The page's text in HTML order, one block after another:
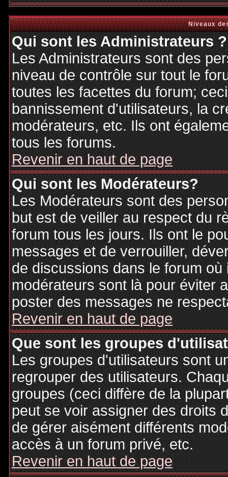
Niveaux
Qui sont les Administrateurs ?
Les Administrateurs sont des
niveau de contrôle sur tout le
toutes les facettes du forum;
bannissement d'utilisateurs, la
modérateurs, etc. Ils ont
tous les forums.
Revenir en haut de page
Qui sont les Modérateurs?
Les Modérateurs sont des
but est de veiller au respect du
forum tous les jours. Ils ont le
messages et de verrouiller,
de discussions dans le forum
modérateurs sont là pour éviter
poster des messages ne
Revenir en haut de page
Que sont les groupes
Les groupes d'utilisateurs sont
regrouper des utilisateurs.
groupes (ceci diffère de la
peut se voir assigner des droits
de gérer aisément différents
accès à un forum privé, etc.
Revenir en haut de page